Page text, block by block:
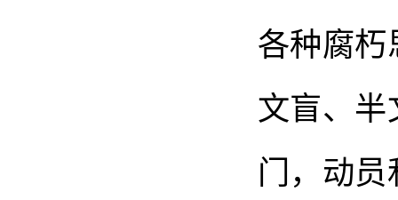
各种腐朽
文盲、半
门，动